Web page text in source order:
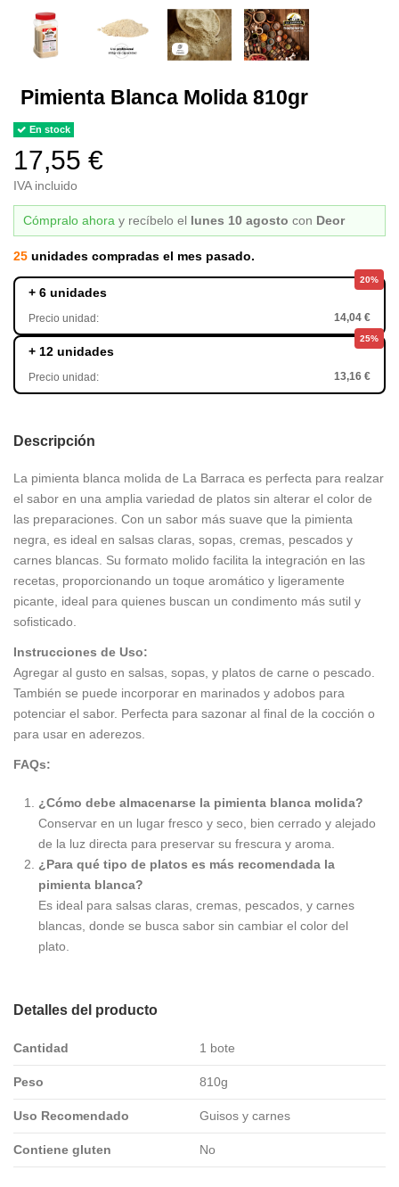
Pimienta Blanca Molida 810gr
En stock
17,55 €
IVA incluido
Cómpralo ahora y recíbelo el lunes 10 agosto con Deor
25 unidades compradas el mes pasado.
20%
+ 6 unidades
Precio unidad: 14,04 €
25%
+ 12 unidades
Precio unidad: 13,16 €
Descripción
La pimienta blanca molida de La Barraca es perfecta para realzar
el sabor en una amplia variedad de platos sin alterar el color de
las preparaciones. Con un sabor más suave que la pimienta
negra, es ideal en salsas claras, sopas, cremas, pescados y
carnes blancas. Su formato molido facilita la integración en las
recetas, proporcionando un toque aromático y ligeramente
picante, ideal para quienes buscan un condimento más sutil y
sofisticado.
Instrucciones de Uso:
Agregar al gusto en salsas, sopas, y platos de carne o pescado.
También se puede incorporar en marinados y adobos para
potenciar el sabor. Perfecta para sazonar al final de la cocción o
para usar en aderezos.
FAQs:
¿Cómo debe almacenarse la pimienta blanca molida?
Conservar en un lugar fresco y seco, bien cerrado y alejado
de la luz directa para preservar su frescura y aroma.
¿Para qué tipo de platos es más recomendada la
pimienta blanca?
Es ideal para salsas claras, cremas, pescados, y carnes
blancas, donde se busca sabor sin cambiar el color del
plato.
Detalles del producto
Cantidad 1 bote
Peso 810g
Uso Recomendado Guisos y carnes
Contiene gluten No